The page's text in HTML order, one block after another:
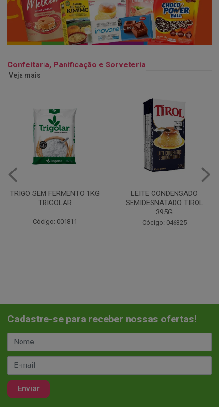
Confeitaria, Panificação e Sorveteria
Veja mais
LEITE CONDENSADO
SEMIDESNATADO TIROL
Código: 046325
CHANTILINHO EM PO 400G
MIX
Código: 037442
Cadastre-se para receber nossas ofertas!